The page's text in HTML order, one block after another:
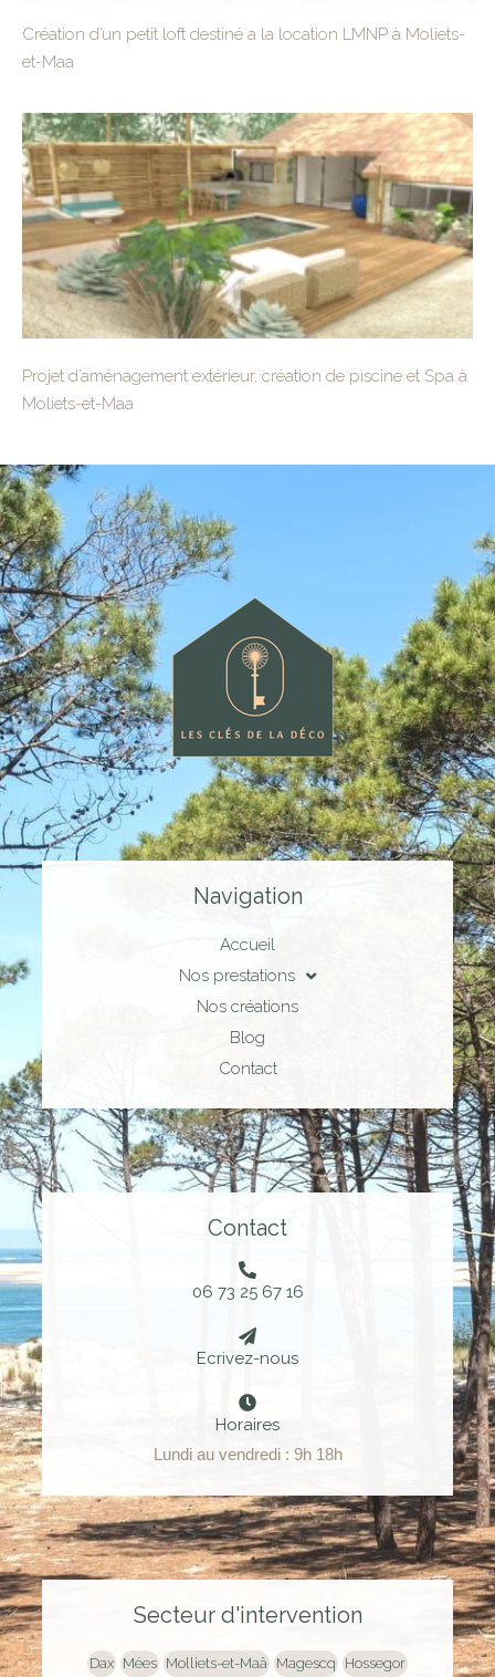
Création d’un petit loft destiné a la location LMNP à Moliets-
et-Maa
Projet d’aménagement extérieur, création de piscine et Spa à
Moliets-et-Maa
Navigation
Accueil
Nos prestations
Nos créations
Blog
Contact
Contact
06 73 25 67 16
Ecrivez-nous
Horaires
Lundi au vendredi : 9h 18h
Secteur d'intervention
Dax Mées Molliets-et-Maâ Magescq Hossegor